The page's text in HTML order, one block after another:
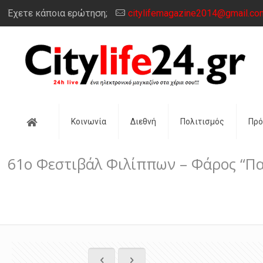
Έχετε κάποια ερώτηση;
Αρχική Κοινωνία Διεθνή Πολιτισμός
61ο Φεστιβάλ Φιλίππων – Φάρος